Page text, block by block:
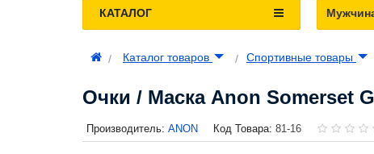
КАТАЛОГ
Каталог товаров Спортивные товары
Очки / Маска Anon Somerset
Производитель: ANON Код Товара: 81-16